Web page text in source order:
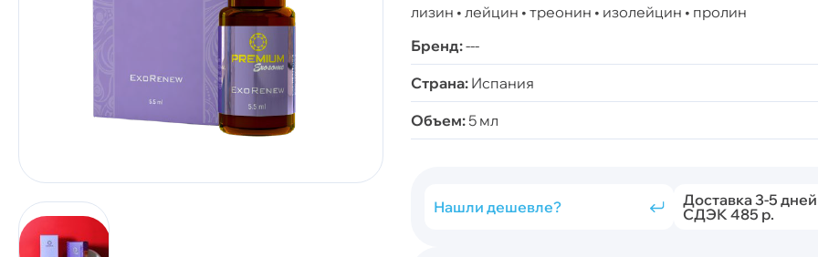
лизин • лейцин • треонин • изолейцин • пролин
Бренд:---
Страна: Испания
Объем: 5 мл
Нашли дешевле?
Доставка 3-5 дней
СДЭК 485 р.